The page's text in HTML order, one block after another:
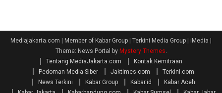
Mediajakarta.com | Member of Kabar Group | Terkini Media Group | iMedia
Theme: News Portal by Mystery Themes.
Tentang MediaJakarta.com
Kontak Kemitraan
Pedoman Media Siber
Jaktimes.com
Terkini.com
News Terkini
Kabar Group Kabar.id
Kabar Aceh